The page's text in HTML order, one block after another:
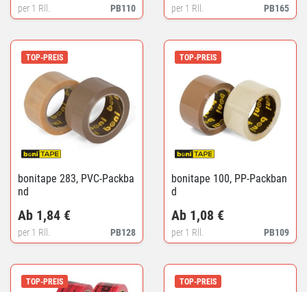
PB110
per 1 Rll. PB165
per 1 Rll.
TOP-PREIS
bonitape 283, PVC-Packba
nd
PB128
Ab 1,84 €
per 1 Rll.
TOP-PREIS
bonitape 100, PP-Packban
d
PB109
Ab 1,08 €
per 1 Rll.
TOP-PREIS TOP-PREIS